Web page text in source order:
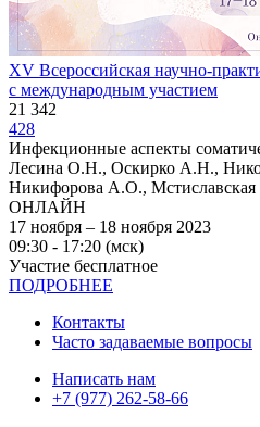
XV Всероссийская научно-
с международным участием
21 342
428
Инфекционные аспекты
Лесина О.Н., Оскирко А.Н.,
Никифорова А.О.,
ОНЛАЙН
17 ноября – 18 ноября 2023
09:30 - 17:20 (мск)
Участие бесплатное
ПОДРОБНЕЕ
Контакты
Часто задаваемые вопросы
Написать нам
+7 (977) 262-58-66